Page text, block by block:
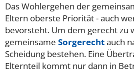
Das Wohlergehen der
Eltern oberste Priorität - auch
bevorsteht. Um dem gerecht zu
gemeinsame Sorgerechtauch
Scheidung bestehen. Eine
Elternteil kommt nur dann in